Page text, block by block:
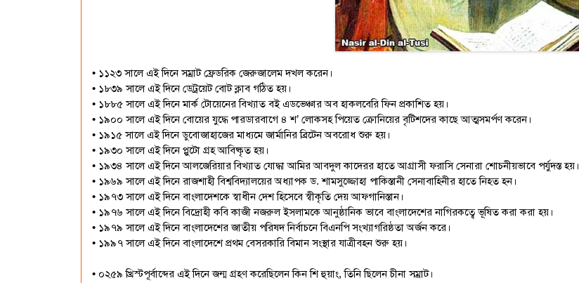
• ১১২৩ সালে এই দিনে সম্রাট ফ্রেডরিক জেরুজালেম দখল করেন।
• ১৮৩৯ সালে এই দিনে ডেট্রয়েট বোট ক্লাব গঠিত হয়।
• ১৮৮৫ সালে এই দিনে মার্ক টোয়েনের বিখ্যাত বই এডভেঞ্চার অব হাকলবেরি ফিন প্রকাশিত হয়।
• ১৯০০ সালে এই দিনে বোয়ের যুদ্ধে পারডারবাগে ৪ শ’ লোকসহ পিয়েত ক্রোনিয়ের বৃটিশদের কাছে আত্মসমর্পণ করেন।
• ১৯১৫ সালে এই দিনে ডুবোজাহাজের মাধ্যমে জার্মানির ব্রিটেন অবরোধ শুরু হয়।
• ১৯৩০ সালে এই দিনে প্লুটো গ্রহ আবিষ্কৃত হয়।
• ১৯৩৪ সালে এই দিনে আলজেরিয়ার বিখ্যাত যোদ্ধা আমির আবদুল কাদেরর হাতে আগ্রাসী ফরাসি সেনারা শোচনীয়ভাবে পর্যুদস্ত হয়।
• ১৯৬৯ সালে এই দিনে রাজশাহী বিশ্ববিদ্যালয়ের অধ্যাপক ড. শামসুজ্জোহা পাকিস্তানী সেনাবাহিনীর হাতে নিহত হন।
• ১৯৭৩ সালে এই দিনে বাংলাদেশকে স্বাধীন দেশ হিসেবে স্বীকৃতি দেয় আফগানিস্তান।
• ১৯৭৬ সালে এই দিনে বিদ্রোহী কবি কাজী নজরুল ইসলামকে আনুষ্ঠানিক ভাবে বাংলাদেশের নাগিরকত্বে ভূষিত করা করা হয়।
• ১৯৭৯ সালে এই দিনে বাংলাদেশের জাতীয় পরিষদ নির্বাচনে বিএনপি সংখ্যাগরিষ্ঠতা অর্জন করে।
• ১৯৯৭ সালে এই দিনে বাংলাদেশে প্রথম বেসরকারি বিমান সংস্থার যাত্রীবহন শুরু হয়।
• ০২৫৯ খ্রিস্টপূর্বাব্দের এই দিনে জন্ম গ্রহণ করেছিলেন কিন শি হুয়াং, তিনি ছিলেন চীনা সম্রাট।